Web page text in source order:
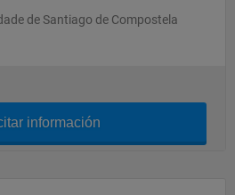
de Santiago de Compostela
información